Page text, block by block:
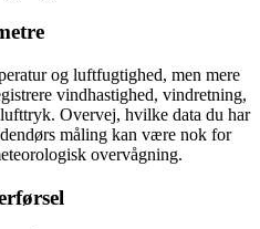
og luftfugtighed, men mere
vindhastighed, vindretning,
Overvej, hvilke data du har
måling kan være nok for
overvågning.